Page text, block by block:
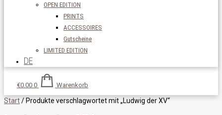
OPEN EDITION
PRINTS
ACCESSOIRES
Gutscheine
LIMITED EDITION
DE
€0.00 0 Warenkorb
Start/ Produkte verschlagwortet mit „Ludwig der XV“